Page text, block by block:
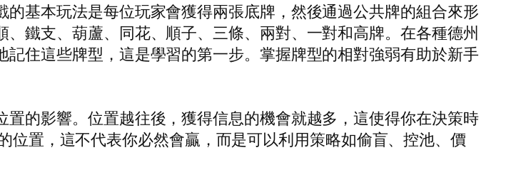
基本玩法是每位玩家會獲得兩張底牌，然後通過公共牌的組合來形
鐵支、葫蘆、同花、順子、三條、兩對、一對和高牌。在各種德州
住這些牌型，這是學習的第一步。掌握牌型的相對強弱有助於新手
的影響。位置越往後，獲得信息的機會就越多，這使得你在決策時
置，這不代表你必然會贏，而是可以利用策略如偷盲、控池、價